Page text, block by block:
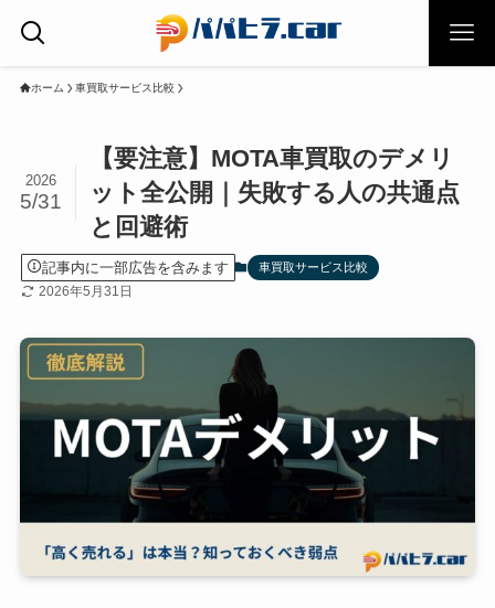
ホーム 車買取サービス比較
【要注意】MOTA車買取のデメリ
ット全公開｜失敗する人の共通点
と回避術
2026
5/31
記事内に一部広告を含みます 車買取サービス比較
2026年5月31日